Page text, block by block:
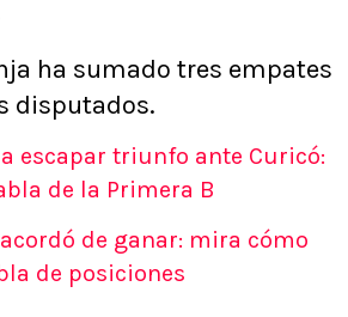
ha sumado tres empates
disputados.
escapar triunfo ante Curicó:
de la Primera B
de ganar: mira cómo
de posiciones